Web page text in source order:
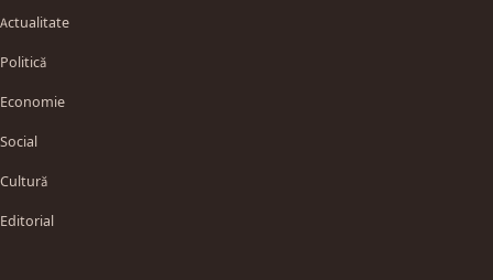
Actualitate
Politică
Economie
Social
Cultură
Editorial